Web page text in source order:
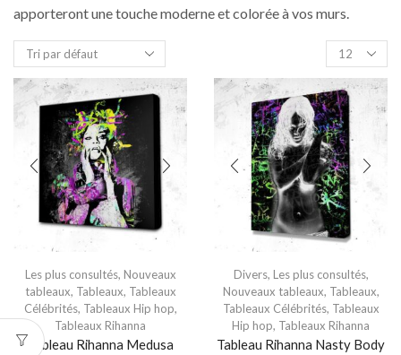
apporteront une touche moderne et colorée à vos murs.
Les plus consultés, Nouveaux
tableaux, Tableaux, Tableaux
Célébrités, Tableaux Hip hop,
Tableaux Rihanna
Tableau Rihanna Medusa
Divers, Les plus consultés,
Nouveaux tableaux, Tableaux,
Tableaux Célébrités, Tableaux
Hip hop, Tableaux Rihanna
Tableau Rihanna Nasty Body